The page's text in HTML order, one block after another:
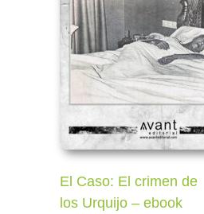
El Caso: El crimen de
los Urquijo – ebook